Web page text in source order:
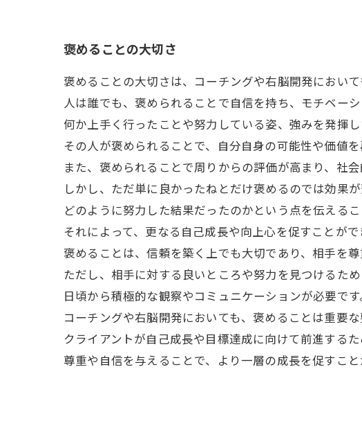
褒めることの大切さ
褒めることの大切さは、コーチングや右脳開発において
人は誰でも、褒められることで自信を持ち、モチベーシ
何か上手く行ったことや努力している姿、強みを発揮し
その人が褒められることで、自分自身の可能性や価値を
また、褒められることで周りからの評価が高まり、社
しかし、ただ単に良かったねとだけ褒めるのでは効果
どのように努力した結果だったのかという点を伝えるこ
それによって、更なる自己成長や向上心を促すことがで
褒めることは、信頼を築く上でも大切であり、相手を
ただし、相手に対する良いところや努力を見つけるため
日頃から積極的な観察やコミュニケーションが必要です
コーチングや右脳開発においても、褒めることは重要な
クライアントが自己成長や目標達成に向けて前進する
尊重や自信を与えることで、より一層の成長を促すこと